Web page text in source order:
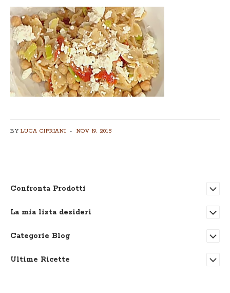
Confronta Prodotti
La mia lista desideri
Categorie Blog
Ultime Ricette
BYLUCA CIPRIANI NOV 19, 2015